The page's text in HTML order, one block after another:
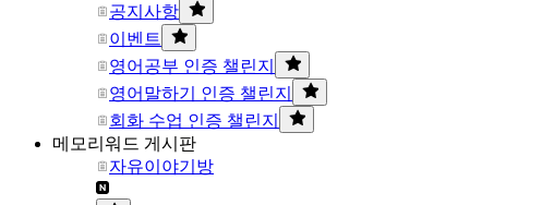
공지사항
이벤트
영어공부 인증 챌린지
영어말하기 인증 챌린지
회화 수업 인증 챌린지
메모리워드 게시판
자유이야기방